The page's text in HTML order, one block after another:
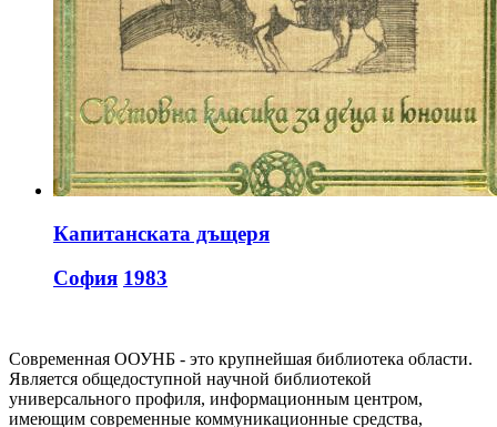
Капитанската дъщеря
София 1983
Современная ООУНБ - это крупнейшая библиотека области.
Является общедоступной научной библиотекой
универсального профиля, информационным центром,
имеющим современные коммуникационные средства,